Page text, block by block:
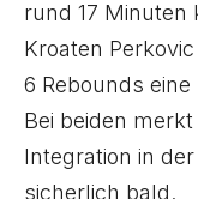
rund 17 Minuten
Kroaten
6 Rebounds
Bei beiden
Integration in
sicherlich bald.